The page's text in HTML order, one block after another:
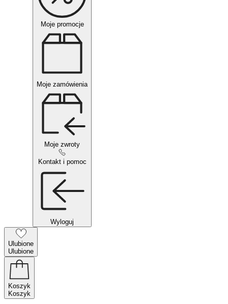
Moje promocje
Moje zamówienia
Moje zwroty
Kontakt i pomoc
Wyloguj
Ulubione
Ulubione
Koszyk
Koszyk